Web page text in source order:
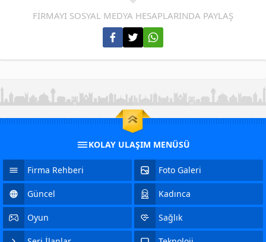
FİRMAYI SOSYAL MEDYA HESAPLARINDA PAYLAŞ
KOLAY ULAŞIM MENÜSÜ
Firma Rehberi Foto Galeri
Güncel Kadınca
Oyun Sağlık